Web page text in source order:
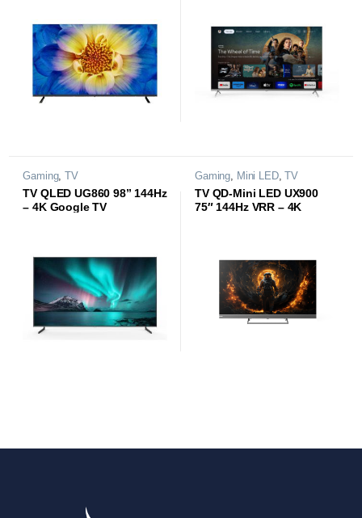
Gaming,TV
TV QLED UG860 98” 144Hz
– 4K Google TV
Gaming, Mini LED,TV
TV QD-Mini LED UX900
75″ 144Hz VRR – 4K